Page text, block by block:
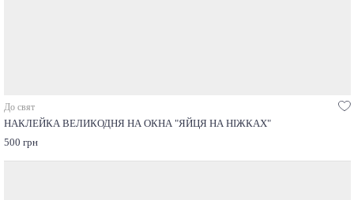
До свят
НАКЛЕЙКА ВЕЛИКОДНЯ НА ОКНА "ЯЙЦЯ НА НІЖКАХ"
500 грн